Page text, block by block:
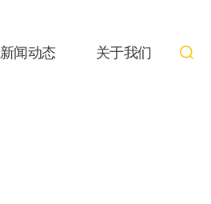
新闻动态 关于我们